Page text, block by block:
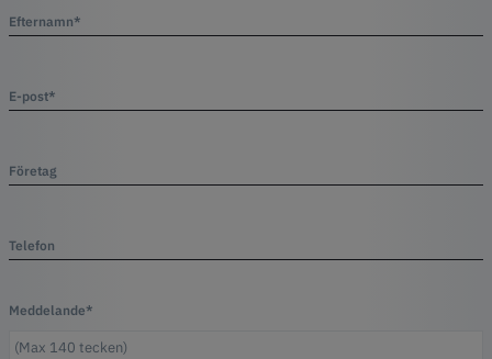
Efternamn*
E-post*
Företag
Telefon
Meddelande*